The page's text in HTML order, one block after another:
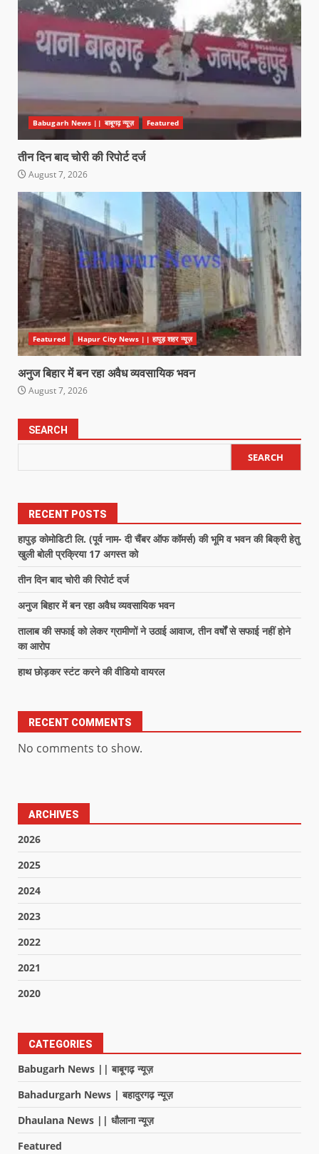
Babugarh News || बाबूगढ़ न्यूज़ Featured
तीन दिन बाद चोरी की रिपोर्ट दर्ज
August 7, 2026
Featured Hapur City News || हापुड़ शहर न्यूज़
अनुज बिहार में बन रहा अवैध व्यवसायिक भवन
August 7, 2026
SEARCH
SEARCH
RECENT POSTS
हापुड़ कोमोडिटी लि. (पूर्व नाम- दी चैंबर ऑफ कॉमर्स) की भूमि व भवन की बिक्री हेतु
खुली बोली प्रक्रिया 17 अगस्त को
तीन दिन बाद चोरी की रिपोर्ट दर्ज
अनुज बिहार में बन रहा अवैध व्यवसायिक भवन
तालाब की सफाई को लेकर ग्रामीणों ने उठाई आवाज, तीन वर्षों से सफाई नहीं होने
का आरोप
हाथ छोड़कर स्टंट करने की वीडियो वायरल
RECENT COMMENTS
No comments to show.
ARCHIVES
2026
2025
2024
2023
2022
2021
2020
CATEGORIES
Babugarh News || बाबूगढ़ न्यूज़
Bahadurgarh News | बहादुरगढ़ न्यूज़
Dhaulana News || धौलाना न्यूज़
Featured